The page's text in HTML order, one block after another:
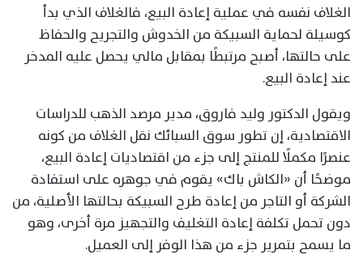
الغلاف نفسه في عملية إعادة البيع، فالغلاف الذي بدأ
كوسيلة لحماية السبيكة من الخدوش والتجريح والحفاظ
على حالتها، أصبح مرتبطًا بمقابل مالي يحصل عليه المدخر
عند إعادة البيع.
ويقول الدكتور وليد فاروق، مدير مرصد الذهب للدراسات
الاقتصادية، إن تطور سوق السبائك نقل الغلاف من كونه
عنصرًا مكملًا للمنتج إلى جزء من اقتصاديات إعادة البيع،
موضحًا أن «الكاش باك» يقوم في جوهره على استفادة
الشركة أو التاجر من إعادة طرح السبيكة بحالتها الأصلية، من
دون تحمل تكلفة إعادة التغليف والتجهيز مرة أخرى، وهو
ما يسمح بتمرير جزء من هذا الوفر إلى العميل.